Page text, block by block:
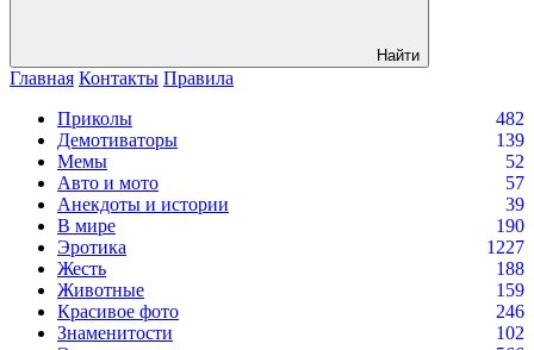
Найти
Главная Контакты Правила
Приколы
482
Демотиваторы
139
Мемы
52
Авто и мото
57
Анекдоты и истории
39
В мире
190
Эротика
1227
Жесть
188
Животные
159
Красивое фото
246
Знаменитости
102